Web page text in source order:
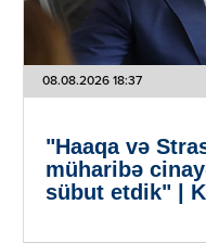
08.08.2026 18:37
"Haaqa və
müharibə
sübut etdik" |